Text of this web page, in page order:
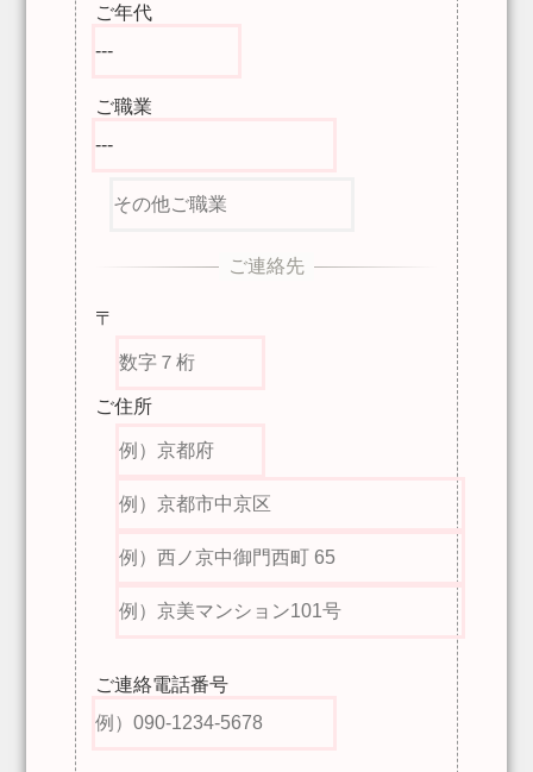
ご年代
ご職業
〒
ご住所
ご連絡電話番号